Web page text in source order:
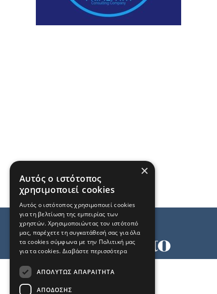
×
Αυτός ο ιστότοπος
χρησιμοποιεί cookies
Αυτός ο ιστότοπος χρησιμοποιεί cookies
για τη βελτίωση της εμπειρίας των
χρηστών. Χρησιμοποιώντας τον ιστότοπό
μας, παρέχετε τη συγκατάθεσή σας για όλα
τα cookies σύμφωνα με την Πολιτική μας
για τα cookies. Διαβάστε περισσότερα
ΑΠΟΛΎΤΩΣ ΑΠΑΡΑΊΤΗΤΑ
ΑΠΌΔΟΣΗΣ